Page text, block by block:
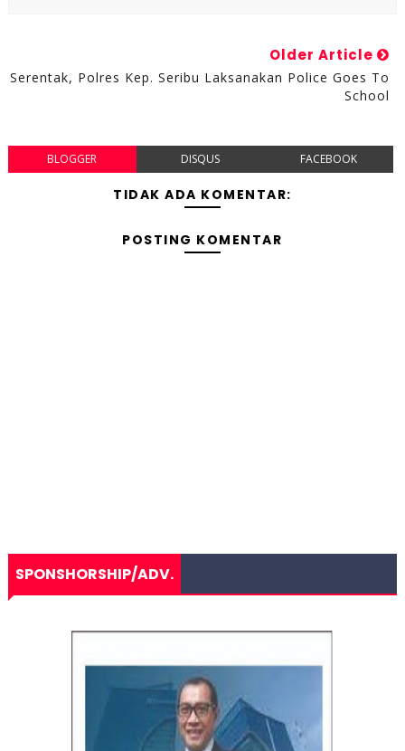
Older Article
Serentak, Polres Kep. Seribu Laksanakan Police Goes To
School
BLOGGER DISQUS FACEBOOK
TIDAK ADA KOMENTAR:
POSTING KOMENTAR
SPONSHORSHIP/ADV.